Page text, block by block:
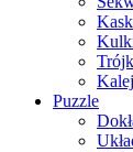
Puzzle